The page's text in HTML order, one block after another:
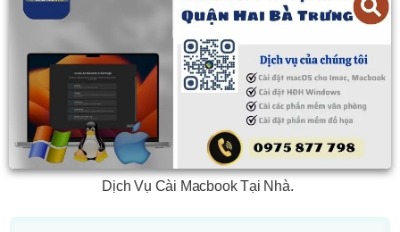
Dịch Vụ Cài Macbook Tại Nhà.